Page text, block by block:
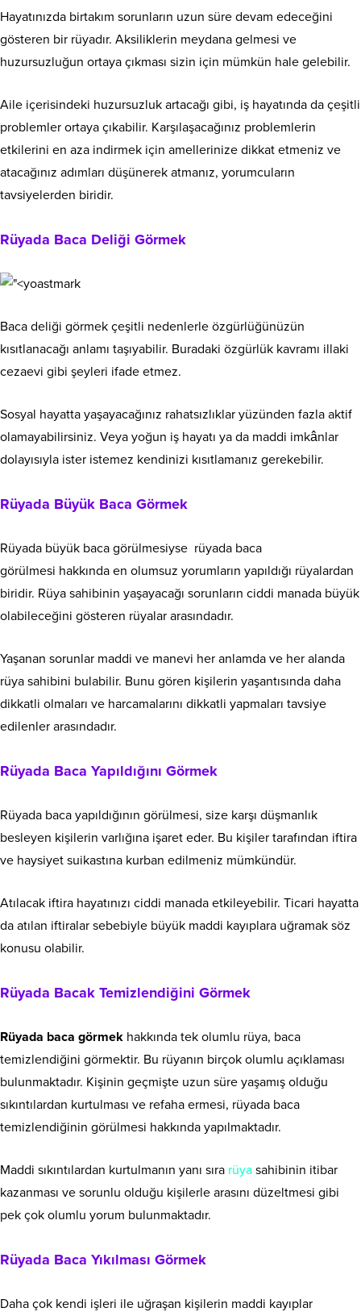
Hayatınızda birtakım sorunların uzun süre devam edeceğini
gösteren bir rüyadır. Aksiliklerin meydana gelmesi ve
huzursuzluğun ortaya çıkması sizin için mümkün hale gelebilir.
Aile içerisindeki huzursuzluk artacağı gibi, iş hayatında da çeşitli
problemler ortaya çıkabilir. Karşılaşacağınız problemlerin
etkilerini en aza indirmek için amellerinize dikkat etmeniz ve
atacağınız adımları düşünerek atmanız, yorumcuların
tavsiyelerden biridir.
Rüyada Baca Deliği Görmek
Baca deliği görmek çeşitli nedenlerle özgürlüğünüzün
kısıtlanacağı anlamı taşıyabilir. Buradaki özgürlük kavramı illaki
cezaevi gibi şeyleri ifade etmez.
Sosyal hayatta yaşayacağınız rahatsızlıklar yüzünden fazla aktif
olamayabilirsiniz. Veya yoğun iş hayatı ya da maddi imkânlar
dolayısıyla ister istemez kendinizi kısıtlamanız gerekebilir.
Rüyada Büyük Baca Görmek
Rüyada büyük baca görülmesiyse rüyada baca
görülmesi hakkında en olumsuz yorumların yapıldığı rüyalardan
biridir. Rüya sahibinin yaşayacağı sorunların ciddi manada büyük
olabileceğini gösteren rüyalar arasındadır.
Yaşanan sorunlar maddi ve manevi her anlamda ve her alanda
rüya sahibini bulabilir. Bunu gören kişilerin yaşantısında daha
dikkatli olmaları ve harcamalarını dikkatli yapmaları tavsiye
edilenler arasındadır.
Rüyada Baca Yapıldığını Görmek
Rüyada baca yapıldığının görülmesi, size karşı düşmanlık
besleyen kişilerin varlığına işaret eder. Bu kişiler tarafından iftira
ve haysiyet suikastına kurban edilmeniz mümkündür.
Atılacak iftira hayatınızı ciddi manada etkileyebilir. Ticari hayatta
da atılan iftiralar sebebiyle büyük maddi kayıplara uğramak söz
konusu olabilir.
Rüyada Bacak Temizlendiğini Görmek
Rüyada baca görmek hakkında tek olumlu rüya, baca
temizlendiğini görmektir. Bu rüyanın birçok olumlu açıklaması
bulunmaktadır. Kişinin geçmişte uzun süre yaşamış olduğu
sıkıntılardan kurtulması ve refaha ermesi, rüyada baca
temizlendiğinin görülmesi hakkında yapılmaktadır.
Maddi sıkıntılardan kurtulmanın yanı sıra rüya sahibinin itibar
kazanması ve sorunlu olduğu kişilerle arasını düzeltmesi gibi
pek çok olumlu yorum bulunmaktadır.
Rüyada Baca Yıkılması Görmek
Daha çok kendi işleri ile uğraşan kişilerin maddi kayıplar